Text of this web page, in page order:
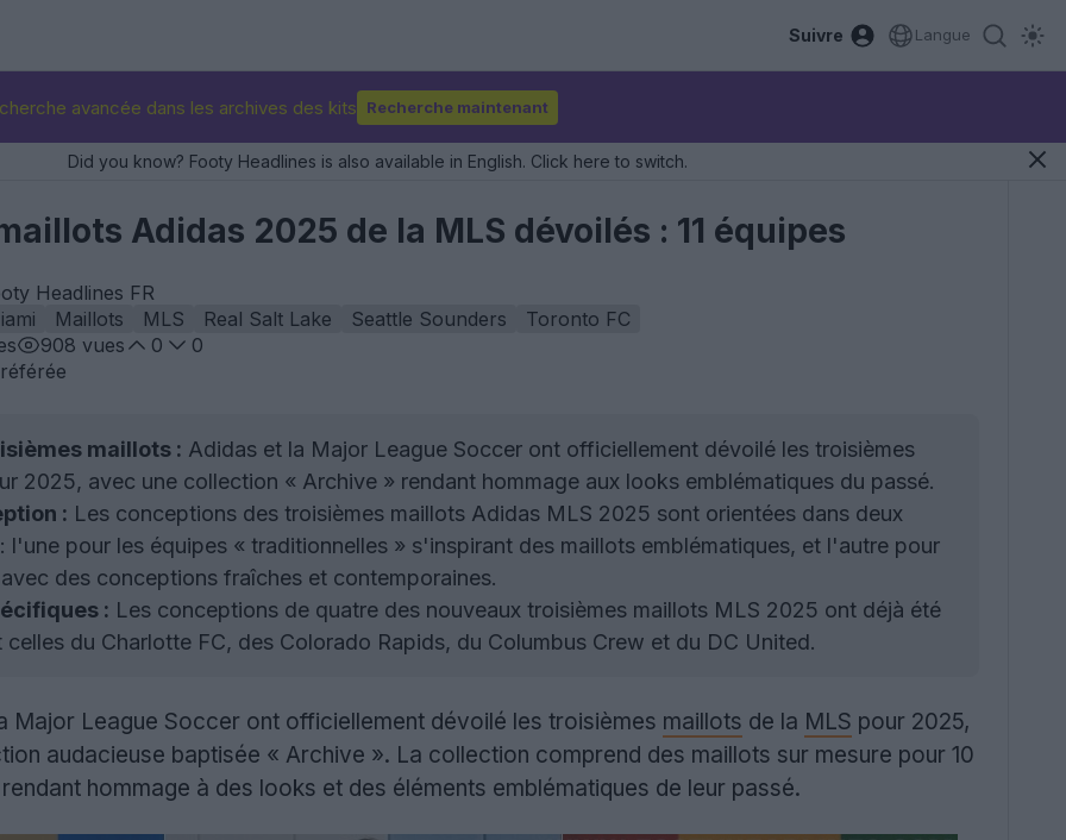
Suivre Langue
avancée dans les archives des kits Recherche maintenant
Did you know? Footy Headlines is also available in English. Click here to switch.
Adidas 2025 de la MLS dévoilés : 11 équipes
Headlines FR
Maillots MLS Real Salt Lake Seattle Sounders
Toronto FC
908 vues 0
0
maillots : Adidas et la Major League Soccer ont officiellement dévoilé les troisièmes
2025, avec une collection « Archive » rendant hommage aux looks emblématiques du passé.
: Les conceptions des troisièmes maillots Adidas MLS 2025 sont orientées dans deux
l'une pour les équipes « traditionnelles » s'inspirant des maillots emblématiques, et l'autre pour
des conceptions fraîches et contemporaines.
: Les conceptions de quatre des nouveaux troisièmes maillots MLS 2025 ont déjà été
du Charlotte FC, des Colorado Rapids, du Columbus Crew et du DC United.
Major League Soccer ont officiellement dévoilé les troisièmes maillots de la MLS pour 2025,
audacieuse baptisée « Archive ». La collection comprend des maillots sur mesure pour 10
hommage à des looks et des éléments emblématiques de leur passé.